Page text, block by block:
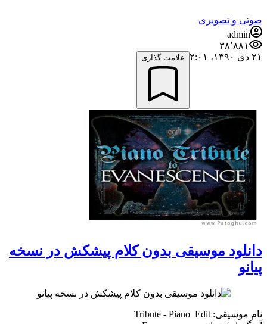
صوتی و تصویری
admin
۳۸٬۸۸۱
۲۱ دی ۱۳۹۰،‏ ۲:۰۱
علامت گذاری
دانلود موسیقی بدون کلام پیشکش در نسخه
پیانو
نام موسیقی: Tribute - Piano Edit